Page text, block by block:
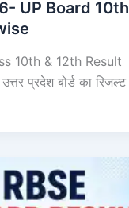
UP Board 10th
10th & 12th Result
प्रदेश बोर्ड का रिजल्ट